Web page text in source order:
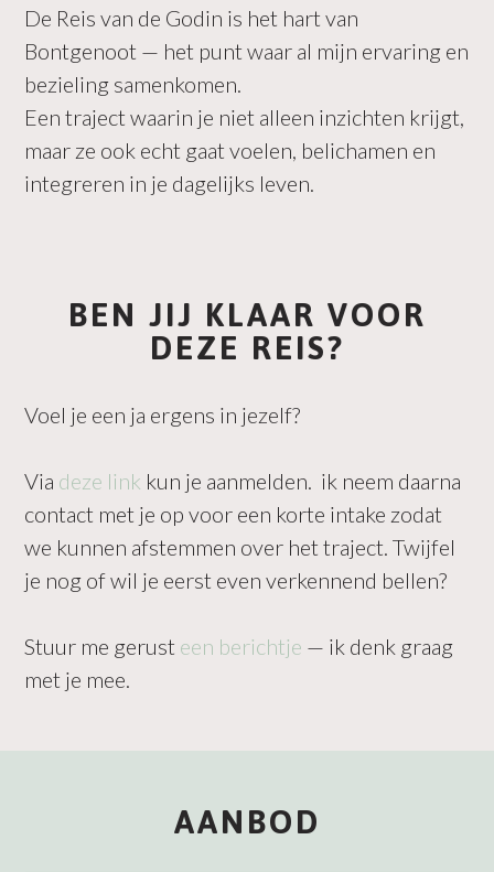
De Reis van de Godin is het hart van
Bontgenoot — het punt waar al mijn ervaring en
bezieling samenkomen.
Een traject waarin je niet alleen inzichten krijgt,
maar ze ook echt gaat voelen, belichamen en
integreren in je dagelijks leven.
BEN JIJ KLAAR VOOR
DEZE REIS?
Voel je een ja ergens in jezelf?
Via deze link kun je aanmelden. ik neem daarna
contact met je op voor een korte intake zodat
we kunnen afstemmen over het traject. Twijfel
je nog of wil je eerst even verkennend bellen?
Stuur me gerust een berichtje — ik denk graag
met je mee.
AANBOD